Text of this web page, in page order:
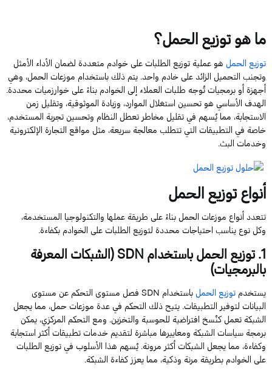
ما هو توزيع الحمل؟
توزيع الحملهو عملية توزيع الطلبات على خوادم متعددة لضمان الأداء الأمثل
وتجنب التحميل الزائد على خادم واحد. يتم ذلك باستخدام موزعات الحمل، وهي
أجهزة أو برمجيات تُوجه طلبات العملاء إلى الخوادم بناءً على خوارزميات محددة.
الهدف الأساسي هو تحسين استغلال الموارد، وزيادة الموثوقية، وتقليل زمن
الاستجابة، مما يُسهم في تقليلمخاطرتعطل النظام وتحسين تجربة المستخدم،
خاصة في التطبيقات التي تتطلب معالجة سريعة، مثل مواقع التجارة الإلكترونية
وخدمات البث.
أنواع توزيع الحمل
تتعدد أنواع موزعات الحمل بناءً على طريقة عملها والتكنولوجيا المستخدمة،
وكل نوع يناسب احتياجات محددة لتوزيع الطلباتعلىالخوادمبكفاءة.
1. توزيع الحمل باستخدامSDN(الشبكات المعرفة
بالبرمجيات)
يستخدمتوزيع الحملباستخدامSDNفصل مستوى التحكم عن مستوى
البيانات لتوفير التطبيقات. يتيح ذلك التحكم في عدة موزعات حمل، مما يجعل
الشبكة تعمل كنُسخ افتراضية للحوسبة والتخزين. ومع التحكم المركزي، يمكن
برمجة سياسات الشبكة ومعاييرها مباشرة لتقديم خدمات تطبيقات أكثر استجابة
وكفاءة، مما يجعل الشبكات أكثر مرونة. يُسهم هذا الأسلوب في توزيع الطلبات
على الخوادم بطريقة مرنة وذكية، مما يعزز كفاءة الشبكة.